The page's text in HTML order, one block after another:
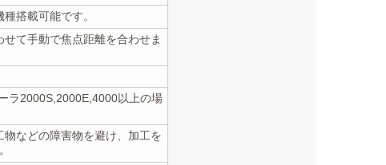
搭載可能です。
て手動で焦点距離を合わせま
ラ2000S,2000E,4000以上の場
などの障害物を避け、加工を